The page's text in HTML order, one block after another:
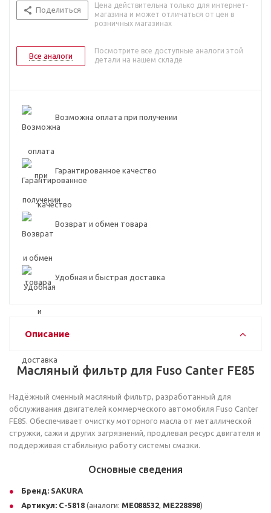
Поделиться
Цена действительна только для интернет-
магазина и может отличаться от цен в
розничных магазинах
Все аналоги
Посмотрите все доступные аналоги этой
детали на нашем складе
Возможна оплата при получении
Гарантированное качество
Возврат и обмен товара
Удобная и быстрая доставка
Описание
Масляный фильтр для Fuso Canter FE85
Надёжный сменный масляный фильтр, разработанный для
обслуживания двигателей коммерческого автомобиля Fuso Canter
FE85. Обеспечивает очистку моторного масла от металлической
стружки, сажи и других загрязнений, продлевая ресурс двигателя и
поддерживая стабильную работу системы смазки.
Основные сведения
Бренд: SAKURA
Артикул: C-5818 (аналоги: ME088532 ME228898)